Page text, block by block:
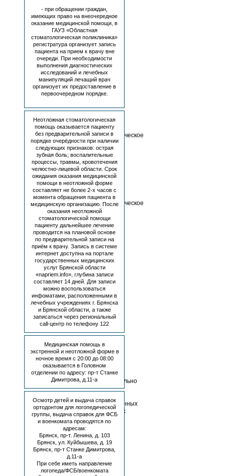
Пациентам
до
18
лет
для
Детское
стоматологическое
отделение
№1
(пр-
т
Ленина,
д.
103)
Детское
стоматологическое
отделение
№2
(ул.
Куйбышева,
д.
19)
К
врачам-
ортодонтам
в
Головное
отделение
(пр-
т
Станке
Димитрова,
д.
а)
Способы
записи:
Самостоятельно
через
государственных
медицинских
услуг
Брянской
области
—
napriem.info
через
учётную
- при обращении граждан,
имеющих право на внеочередное
оказание медицинской помощи, в
ГАУЗ «Областная
стоматологическая поликлиника»
регистратура организует запись
пациента на прием к врачу вне
очереди. При необходимости
выполнения диагностических
исследований и лечебных
манипуляций лечащий врач
организует их предоставление в
первоочередном порядке.
Неотложная стоматологическая
помощь оказывается пациенту
без предварительной записи в
порядке очерёдности при наличии
следующих признаков: острая
зубная боль; воспалительные
процессы, травмы, кровотечения
челюстно-лицевой области. Срок
ожидания оказания медицинской
помощи в неотложной форме
составляет не более 2-х часов с
момента обращения пациента в
медицинскую организацию. После
оказания неотложной
стоматологической помощи
пациенту дальнейшее лечение
проводится на плановой основе
по предварительной записи на
приём к врачу. Запись в системе
интернет доступна на портале
государственных медицинских
услуг Брянской области
«napriem.info», глубина записи
составляет 14 дней. Для записи
можно воспользоваться
инфоматами, расположенными в
лечебных учреждениях г. Брянска
и Брянской области, а также
записаться через региональный
call-центр по телефону 122
Медицинская помощь в
экстренной и неотложной форме в
ночное время с 20:00 до 08:00
оказывается в Головном
отделении по адресу: пр-т Станке
Димитрова, д.11-а
Осмотр детей и выдача справок
ортодонтом для логопедической
группы, выдача справок для ФСБ
и военкомата проводятся по
адресам:
Брянск, пр-т. Ленина, д. 103
Брянск, ул. Куйбышева, д. 19
Брянск, пр-т Станке Димитрова,
д.11-а
При себе иметь направление
логопеда/ФСБ/военкомата